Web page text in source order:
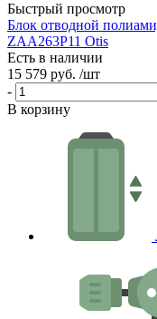
Быстрый просмотр
Блок отводной
ZAA263P11 Otis
Есть в наличии
15 579 руб. /шт
-
В корзину